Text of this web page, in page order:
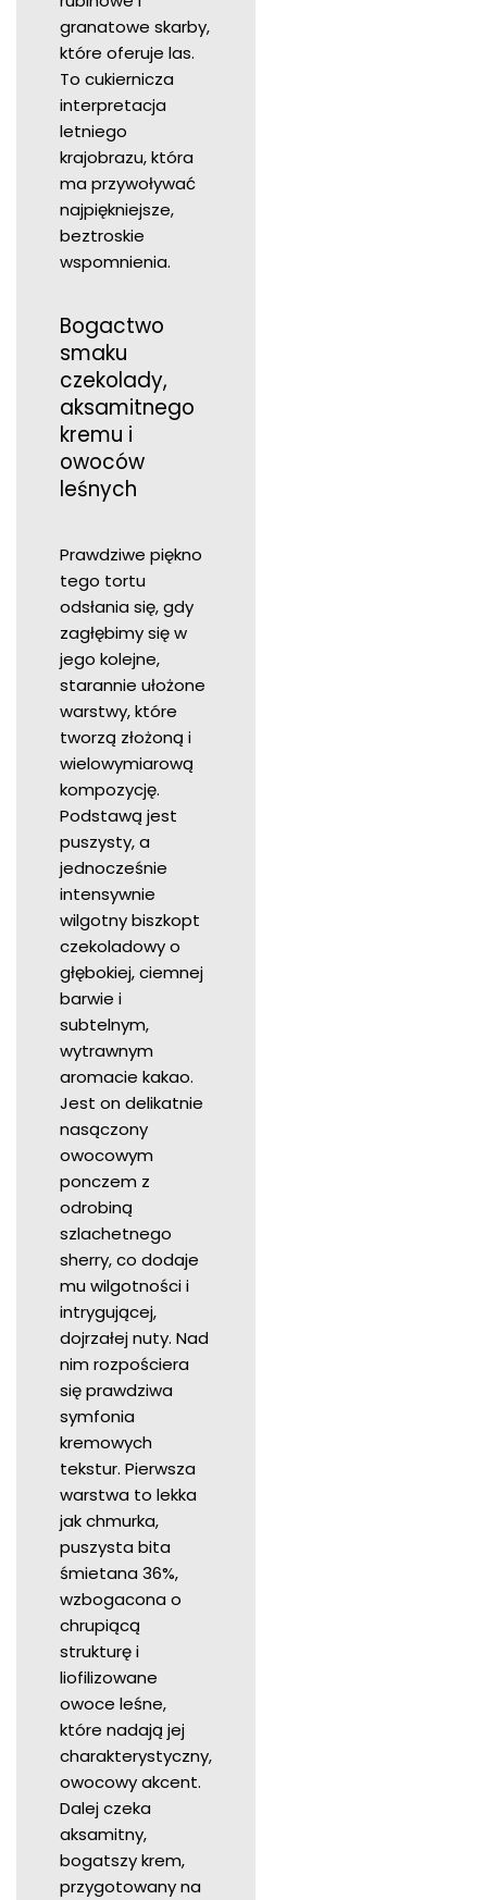
granatowe skarby,
które oferuje las.
To cukiernicza
interpretacja
letniego
krajobrazu, która
ma przywoływać
najpiękniejsze,
beztroskie
wspomnienia.
Bogactwo
smaku
czekolady,
aksamitnego
kremu i
owoców
leśnych
Prawdziwe piękno
tego tortu
odsłania się, gdy
zagłębimy się w
jego kolejne,
starannie ułożone
warstwy, które
tworzą złożoną i
wielowymiarową
kompozycję.
Podstawą jest
puszysty, a
jednocześnie
intensywnie
wilgotny biszkopt
czekoladowy o
głębokiej, ciemnej
barwie i
subtelnym,
wytrawnym
aromacie kakao.
Jest on delikatnie
nasączony
owocowym
ponczem z
odrobiną
szlachetnego
sherry, co dodaje
mu wilgotności i
intrygującej,
dojrzałej nuty. Nad
nim rozpościera
się prawdziwa
symfonia
kremowych
tekstur. Pierwsza
warstwa to lekka
jak chmurka,
puszysta bita
śmietana 36%,
wzbogacona o
chrupiącą
strukturę i
liofilizowane
owoce leśne,
które nadają jej
charakterystyczny,
owocowy akcent.
Dalej czeka
aksamitny,
bogatszy krem,
przygotowany na